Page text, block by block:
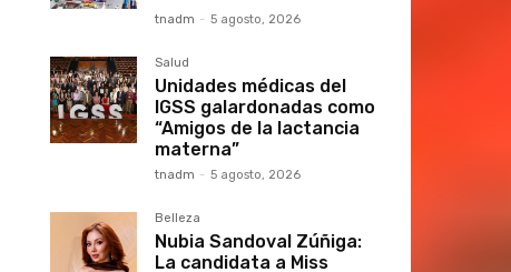
tnadm - 5 agosto, 2026
Salud
Unidades médicas del
IGSS galardonadas como
“Amigos de la lactancia
materna”
tnadm - 5 agosto, 2026
Belleza
Nubia Sandoval Zúñiga:
La candidata a Miss